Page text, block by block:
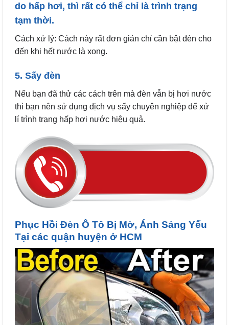
do hấp hơi, thì rất có thể chỉ là trình trạng
tạm thời.
Cách xử lý: Cách này rất đơn giản chỉ cần bật đèn cho
đến khi hết nước là xong.
5. Sấy đèn
Nếu bạn đã thử các cách trên mà đèn vẫn bị hơi nước
thì bạn nên sử dụng dịch vụ sấy chuyên nghiệp để xử
lí trình trạng hấp hơi nước hiệu quả.
Phục Hồi Đèn Ô Tô Bị Mờ, Ánh Sáng Yếu
Tại các quận huyện ở HCM